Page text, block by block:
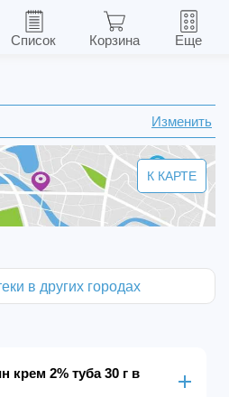
туба 30 г
Изменить
К КАРТЕ
в других городах
крем 2% туба 30 г в
Список Корзина Еще